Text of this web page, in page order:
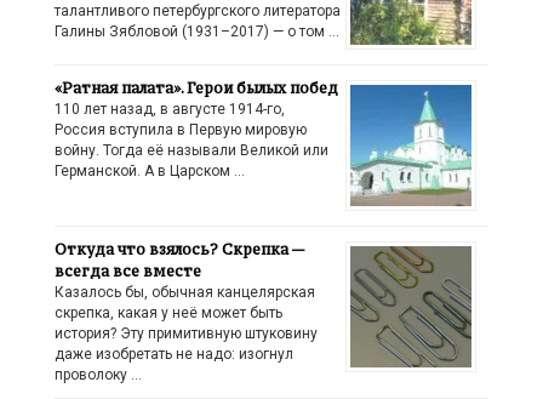
талантливого петербургского литератора
Галины Зябловой (1931–2017) — о том …
«Ратная палата». Герои былых побед
110 лет назад, в августе 1914-го,
Россия вступила в Первую мировую
войну. Тогда её называли Великой или
Германской. А в Царском …
Откуда что взялось? Скрепка —
всегда все вместе
Казалось бы, обычная канцелярская
скрепка, какая у неё может быть
история? Эту примитивную штуковину
даже изобретать не надо: изогнул
проволоку …